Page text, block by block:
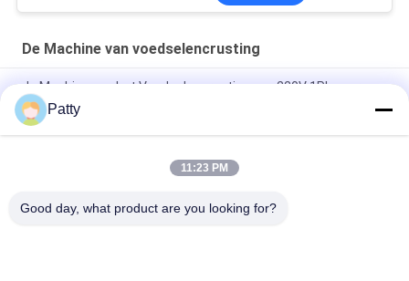
De Machine van voedselencrusting
de Machine van het Voedselencrusting van 220V 1Ph voor
Maancake
OEM HONGXIN 760*1220mm de Machine van Ananastaartjes
Drie Vultrechters 1700*920mm Machine van
Patty
11:23 PM
Good day, what product are you looking for?